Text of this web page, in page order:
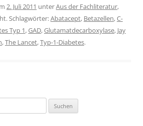
2. Juli 2011 unterAus der Fachliteratur,
Schlagwörter:Abatacept, Betazellen,C-
Typ 1,GAD,Glutamatdecarboxylase, Jay
,The Lancet,Typ-1-Diabetes.